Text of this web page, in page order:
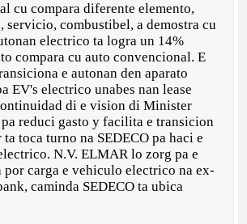
cu compara diferente elemento,
servicio, combustibel, a demostra cu
electrico ta logra un 14%
compara cu auto convencional. E
e autonan den aparato
EV's electrico unabes nan lease
di e vision di Minister
reduci gasto y facilita e transicion
toca turno na SEDECO pa haci e
N.V. ELMAR lo zorg pa e
carga e vehiculo electrico na ex-
caminda SEDECO ta ubica